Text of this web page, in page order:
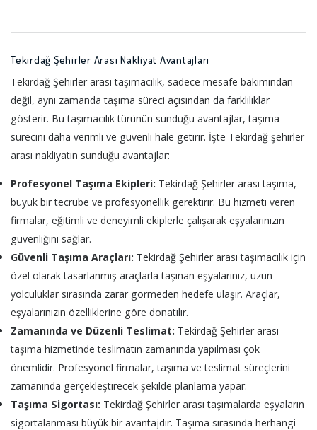
Tekirdağ Şehirler Arası Nakliyat Avantajları
Tekirdağ Şehirler arası taşımacılık, sadece mesafe bakımından
değil, aynı zamanda taşıma süreci açısından da farklılıklar
gösterir. Bu taşımacılık türünün sunduğu avantajlar, taşıma
sürecini daha verimli ve güvenli hale getirir. İşte Tekirdağ şehirler
arası nakliyatın sunduğu avantajlar:
Profesyonel Taşıma Ekipleri: Tekirdağ Şehirler arası taşıma,
büyük bir tecrübe ve profesyonellik gerektirir. Bu hizmeti veren
firmalar, eğitimli ve deneyimli ekiplerle çalışarak eşyalarınızın
güvenliğini sağlar.
Güvenli Taşıma Araçları: Tekirdağ Şehirler arası taşımacılık için
özel olarak tasarlanmış araçlarla taşınan eşyalarınız, uzun
yolculuklar sırasında zarar görmeden hedefe ulaşır. Araçlar,
eşyalarınızın özelliklerine göre donatılır.
Zamanında ve Düzenli Teslimat: Tekirdağ Şehirler arası
taşıma hizmetinde teslimatın zamanında yapılması çok
önemlidir. Profesyonel firmalar, taşıma ve teslimat süreçlerini
zamanında gerçekleştirecek şekilde planlama yapar.
Taşıma Sigortası: Tekirdağ Şehirler arası taşımalarda eşyaların
sigortalanması büyük bir avantajdır. Taşıma sırasında herhangi